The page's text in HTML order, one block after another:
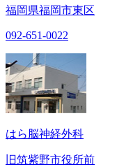
福岡県福岡市東区
092-651-0022
はら脳神経外科
旧筑紫野市役所前